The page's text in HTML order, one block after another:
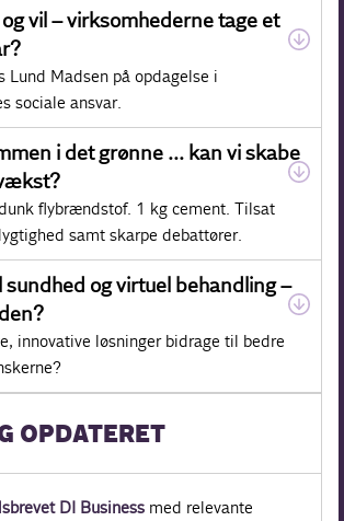
vil – virksomhederne tage et
Lund Madsen på opdagelse i
sociale ansvar.
i det grønne … kan vi skabe
flybrændstof. 1 kg cement. Tilsat
samt skarpe debattører.
sundhed og virtuel behandling –
innovative løsninger bidrage til bedre
OPDATERET
DI Business med relevante